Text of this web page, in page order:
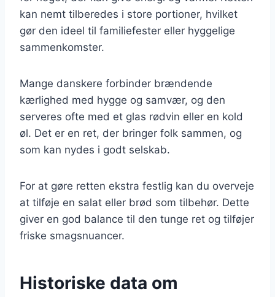
kan nemt tilberedes i store portioner, hvilket
gør den ideel til familiefester eller hyggelige
sammenkomster.
Mange danskere forbinder brændende
kærlighed med hygge og samvær, og den
serveres ofte med et glas rødvin eller en kold
øl. Det er en ret, der bringer folk sammen, og
som kan nydes i godt selskab.
For at gøre retten ekstra festlig kan du overveje
at tilføje en salat eller brød som tilbehør. Dette
giver en god balance til den tunge ret og tilføjer
friske smagsnuancer.
Historiske data om